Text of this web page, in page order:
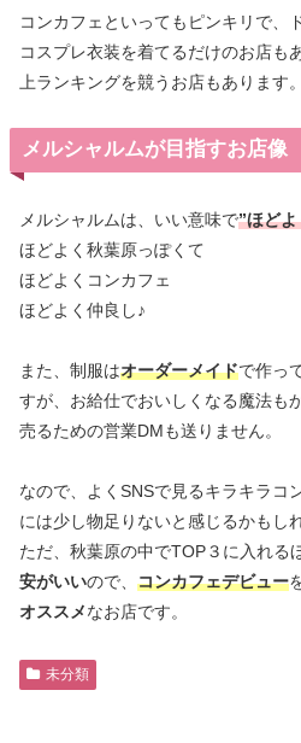
コンカフェといってもピンキリで、
コスプレ衣装を着てるだけのお店も
上ランキングを競うお店もあります。
メルシャルムが目指すお店像
メルシャルムは、いい意味で”ほどよ
ほどよく秋葉原っぽくて
ほどよくコンカフェ
ほどよく仲良し♪
また、制服はオーダーメイドで作っ
すが、お給仕でおいしくなる魔法も
売るための営業DMも送りません。
なので、よくSNSで見るキラキラコ
には少し物足りないと感じるかもし
ただ、秋葉原の中でTOP３に入れる
安がいいので、 コンカフェデビュー
オススメなお店です。
未分類